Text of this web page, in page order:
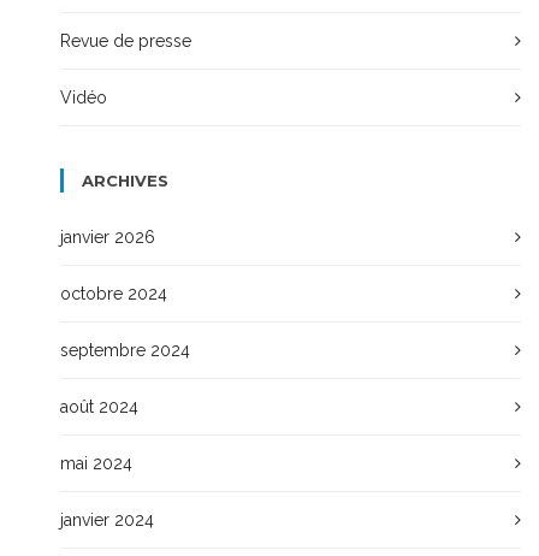
Revue de presse
Vidéo
ARCHIVES
janvier 2026
octobre 2024
septembre 2024
août 2024
mai 2024
janvier 2024